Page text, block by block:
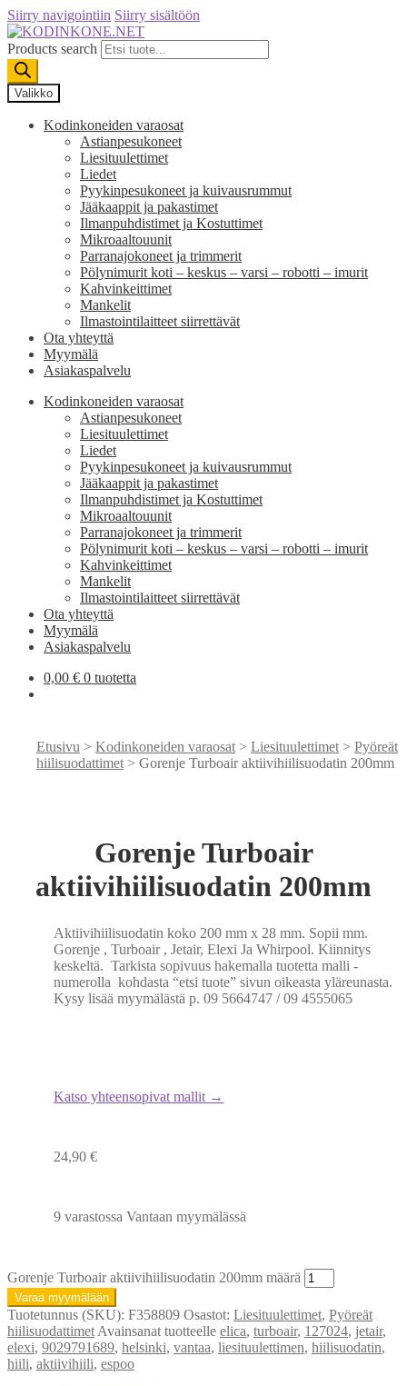
Siirry navigointiin Siirry sisältöön
Products search
Valikko
Kodinkoneiden varaosat
Astianpesukoneet
Liesituulettimet
Liedet
Pyykinpesukoneet ja kuivausrummut
Jääkaappit ja pakastimet
Ilmanpuhdistimet ja Kostuttimet
Mikroaaltouunit
Parranajokoneet ja trimmerit
Pölynimurit koti – keskus – varsi – robotti – imurit
Kahvinkeittimet
Mankelit
Ilmastointilaitteet siirrettävät
Ota yhteyttä
Myymälä
Asiakaspalvelu
Kodinkoneiden varaosat
Astianpesukoneet
Liesituulettimet
Liedet
Pyykinpesukoneet ja kuivausrummut
Jääkaappit ja pakastimet
Ilmanpuhdistimet ja Kostuttimet
Mikroaaltouunit
Parranajokoneet ja trimmerit
Pölynimurit koti – keskus – varsi – robotti – imurit
Kahvinkeittimet
Mankelit
Ilmastointilaitteet siirrettävät
Ota yhteyttä
Myymälä
Asiakaspalvelu
0,00 € 0 tuotetta
Etusivu > Kodinkoneiden varaosat > Liesituulettimet > Pyöreät
hiilisuodattimet > Gorenje Turboair aktiivihiilisuodatin 200mm
Gorenje Turboair
aktiivihiilisuodatin 200mm
Aktiivihiilisuodatin koko 200 mm x 28 mm. Sopii mm.
Gorenje , Turboair , Jetair, Elexi Ja Whirpool. Kiinnitys
keskeltä. Tarkista sopivuus hakemalla tuotetta malli -
numerolla kohdasta “etsi tuote” sivun oikeasta yläreunasta.
Kysy lisää myymälästä p. 09 5664747 / 09 4555065
Katso yhteensopivat mallit →
24,90€
9 varastossa Vantaan myymälässä
Gorenje Turboair aktiivihiilisuodatin 200mm määrä
Varaa myymälään
Tuotetunnus (SKU): F358809 Osastot: Liesituulettimet, Pyöreät
hiilisuodattimetAvainsanat tuotteelle elica, turboair, 127024, jetair,
elexi, 9029791689, helsinki, vantaa, liesituulettimen, hiilisuodatin,
hiili, aktiivihiili, espoo